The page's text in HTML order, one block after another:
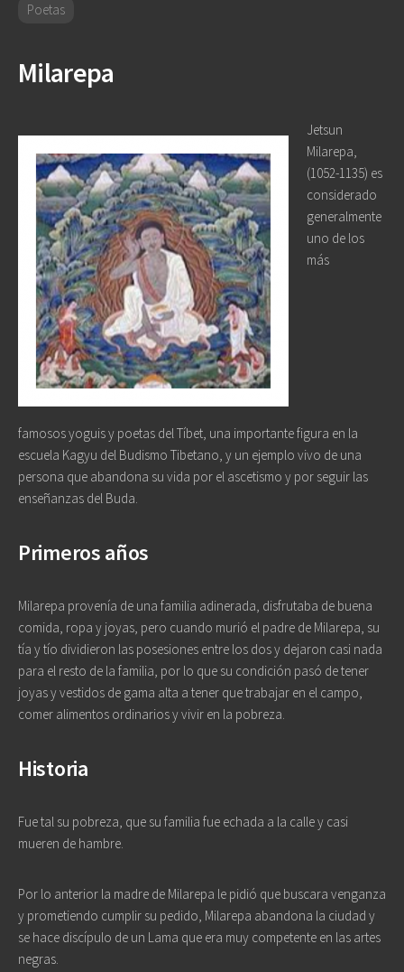
Poetas
Milarepa
Jetsun
Milarepa,
(1052-1135) es
considerado
generalmente
uno de los
más
famosos yoguis y poetas del Tíbet, una importante figura en la
escuela Kagyu del Budismo Tibetano, y un ejemplo vivo de una
persona que abandona su vida por el ascetismo y por seguir las
enseñanzas del Buda.
Primeros años
Milarepa provenía de una familia adinerada, disfrutaba de buena
comida, ropa y joyas, pero cuando murió el padre de Milarepa, su
tía y tío dividieron las posesiones entre los dos y dejaron casi nada
para el resto de la familia, por lo que su condición pasó de tener
joyas y vestidos de gama alta a tener que trabajar en el campo,
comer alimentos ordinarios y vivir en la pobreza.
Historia
Fue tal su pobreza, que su familia fue echada a la calle y casi
mueren de hambre.
Por lo anterior la madre de Milarepa le pidió que buscara venganza
y prometiendo cumplir su pedido, Milarepa abandona la ciudad y
se hace discípulo de un Lama que era muy competente en las artes
negras.